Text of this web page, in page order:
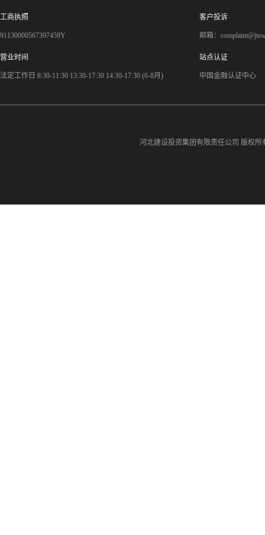
工商执照
91130000567397459Y
客户投诉
邮箱：
营业时间
法定工作日 8:30-11:30 13:30-17:30 14:30-17:30 (6-8月)
站点认证
中国金融认证中心
河北建设投资集团有限责任公司 版权所